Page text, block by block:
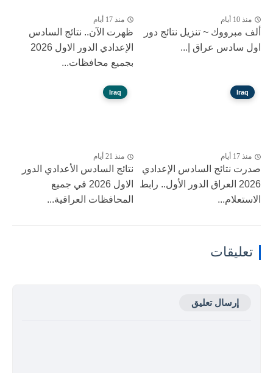
منذ 10 أيام
ألف مبرووك ~ تنزيل نتائج دور
اول سادس عراق |...
منذ 17 أيام
ظهرت الآن.. نتائج السادس
الإعدادي الدور الاول 2026
بجميع محافظات...
Iraq
منذ 17 أيام
صدرت نتائج السادس الإعدادي
2026 العراق الدور الأول.. رابط
الاستعلام...
Iraq
منذ 21 أيام
نتائج السادس الأعدادي الدور
الاول 2026 في جميع
المحافظات العراقية...
تعليقات
إرسال تعليق